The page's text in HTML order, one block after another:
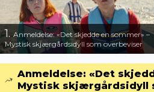
1.Anmeldelse: «Det skjedde en sommer» –
Mystisk skjærgårdsidyll som overbeviser
Anmeldelse: «Det
Mystisk skjærgårdsidyll